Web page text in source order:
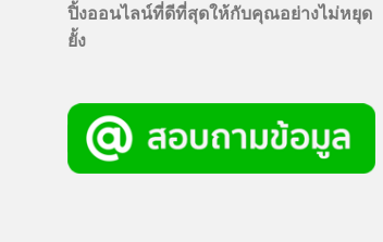
ปิ้งออนไลน์ที่ดีที่สุดให้กับคุณอย่างไม่หยุด
ยั้ง